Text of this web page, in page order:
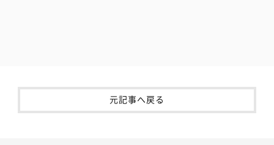
元記事へ戻る